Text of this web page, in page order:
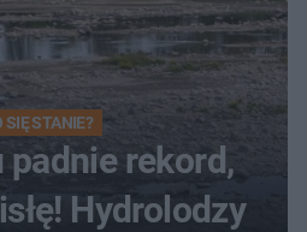
SIĘ STANIE?
padnie rekord,
Hydrolodzy